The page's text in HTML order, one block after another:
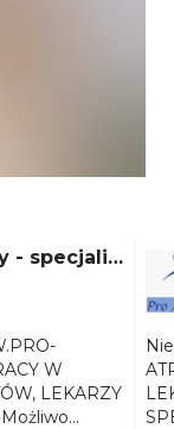
- specjaliz
W TRAKCIE SPECJALIZACJI I PO STAŻU. Możliwo...